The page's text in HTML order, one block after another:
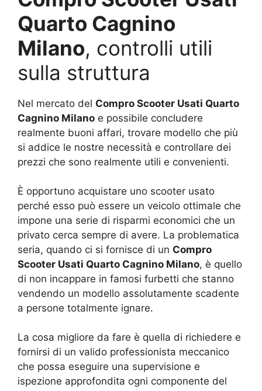
Quarto Cagnino
Milano, controlli utili
sulla struttura
Nel mercato del Compro Scooter Usati Quarto
Cagnino Milano e possibile concludere
realmente buoni affari, trovare modello che più
si addice le nostre necessità e controllare dei
prezzi che sono realmente utili e convenienti.
È opportuno acquistare uno scooter usato
perché esso può essere un veicolo ottimale che
impone una serie di risparmi economici che un
privato cerca sempre di avere. La problematica
seria, quando ci si fornisce di un Compro
Scooter Usati Quarto Cagnino Milano, è quello
di non incappare in famosi furbetti che stanno
vendendo un modello assolutamente scadente
a persone totalmente ignare.
La cosa migliore da fare è quella di richiedere e
fornirsi di un valido professionista meccanico
che possa eseguire una supervisione e
ispezione approfondita ogni componente del